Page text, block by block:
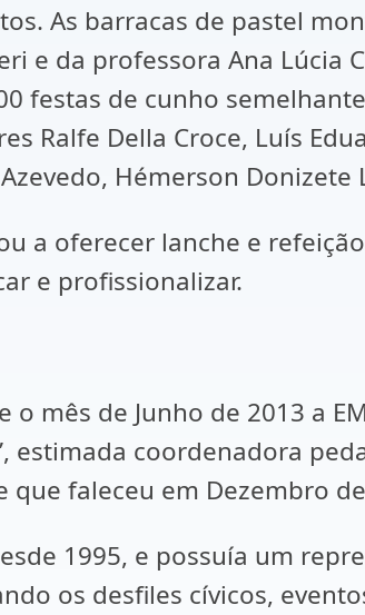
As barracas de pastel
e da professora Ana Lúcia
festas de cunho
Ralfe Della Croce, Luís
Hémerson
a oferecer lanche e
e profissionalizar.
mês de Junho de 2013 a
estimada coordenadora
faleceu em Dezembro
1995, e possuía um
os desfiles cívicos,